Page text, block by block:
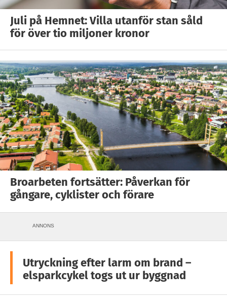
Juli på Hemnet: Villa utanför stan såld
för över tio miljoner kronor
Broarbeten fortsätter: Påverkan för
gångare, cyklister och förare
ANNONS
Utryckning efter larm om brand –
elsparkcykel togs ut ur byggnad